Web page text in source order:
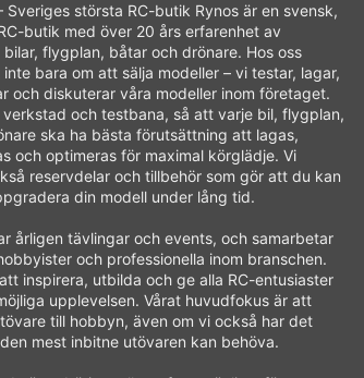
Sveriges största RC-butik Rynos är en svensk,
butik med över 20 års erfarenhet av
flygplan, båtar och drönare. Hos oss
bara om att sälja modeller – vi testar, lagar,
och diskuterar våra modeller inom företaget.
verkstad och testbana, så att varje bil, flygplan,
ska ha bästa förutsättning att lagas,
och optimeras för maximal körglädje. Vi
reservdelar och tillbehör som gör att du kan
din modell under lång tid.
årligen tävlingar och events, och samarbetar
och professionella inom branschen.
inspirera, utbilda och ge alla RC-entusiaster
upplevelsen. Vårat huvudfokus är att
till hobbyn, även om vi också har det
mest inbitne utövaren kan behöva.